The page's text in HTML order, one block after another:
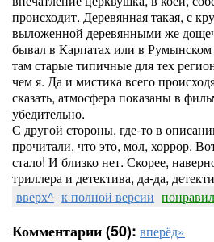
происходит. Деревянная такая, с
выложенной деревянными же
бывал в Карпатах или в
там старые типичные для тех
чем я. Да и мистика всего
сказать, атмосфера показаны в
убедительно.
С другой стороны, где-то в
прочитали, что это, мол, хоррор.
стало! И близко нет. Скорее,
триллера и детектива, да-да,
вверх^ к полной версии
Комментарии (50): вперёд»